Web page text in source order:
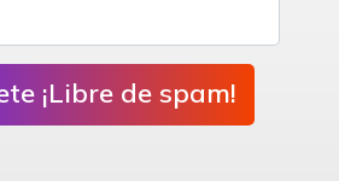
¡Libre de spam!